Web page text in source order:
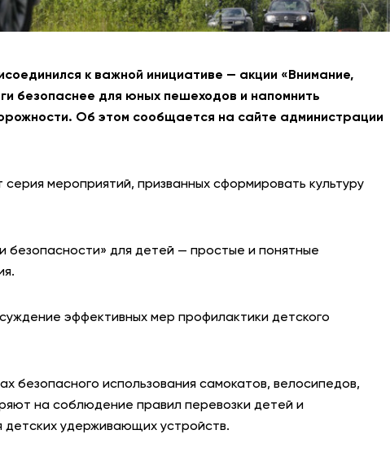
к важной инициативе — акции «Внимание,
безопаснее для юных пешеходов и напомнить
Об этом сообщается на сайте администрации
мероприятий, призванных сформировать культуру
безопасности» для детей — простые и понятные
эффективных мер профилактики детского
безопасного использования самокатов, велосипедов,
на соблюдение правил перевозки детей и
удерживающих устройств.